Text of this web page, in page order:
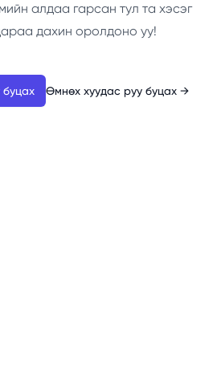
алдаа гарсан тул та хэсэг
дахин оролдоно уу!
буцах Өмнөх хуудас руу буцах →